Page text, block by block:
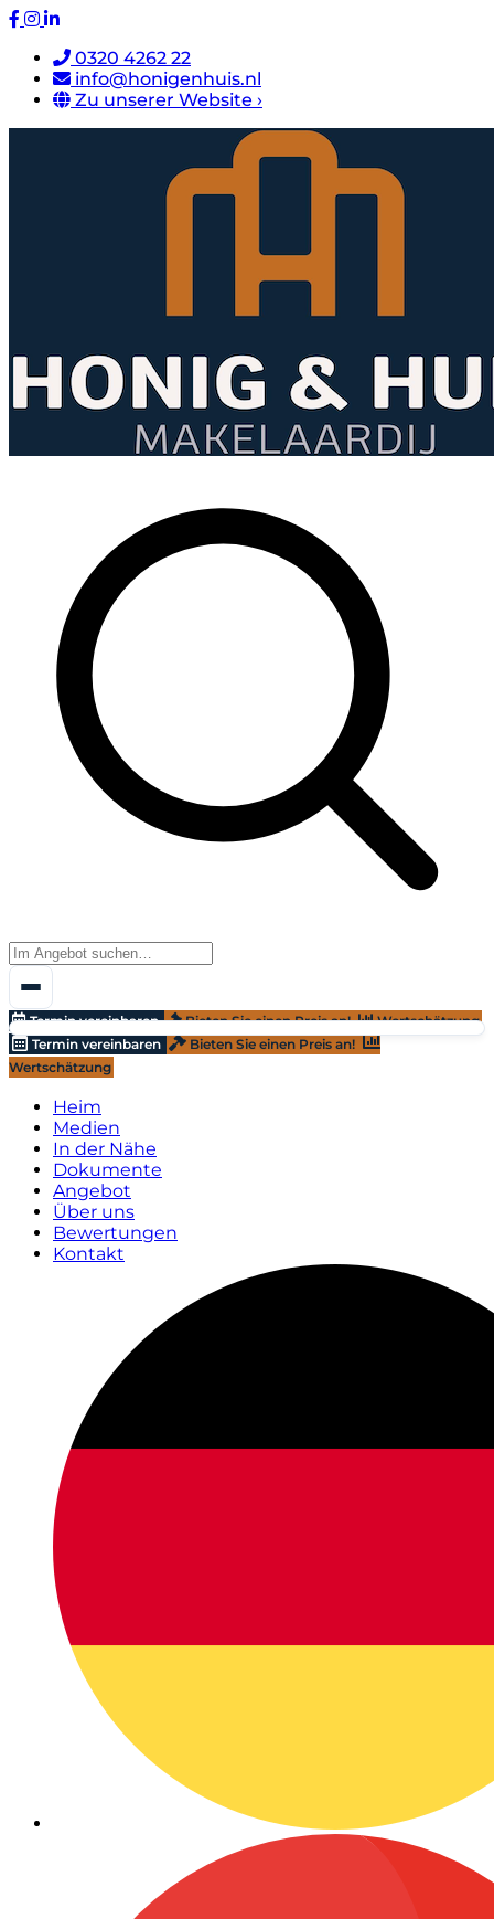
0320 4262 22
info@honigenhuis.nl
Zu unserer Website ›
Termin vereinbaren Bieten Sie einen Preis an!
Wertschätzung
Termin vereinbaren
Bieten Sie einen Preis an!
Wertschätzung
Heim
Medien
In der Nähe
Dokumente
Angebot
Über uns
Bewertungen
Kontakt